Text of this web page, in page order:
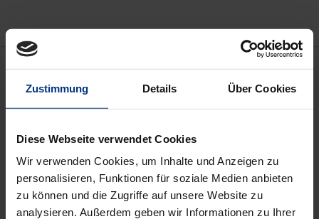
Zustimmung Details Über Cookies
Diese Webseite verwendet Cookies
Wir verwenden Cookies, um Inhalte und Anzeigen zu
personalisieren, Funktionen für soziale Medien anbieten
zu können und die Zugriffe auf unsere Website zu
analysieren. Außerdem geben wir Informationen zu Ihrer
Beschreibung
Die vierte Ausgabe des CPN Jahrbuchs mit dem Titel
neues Handlungsfeld auf, welches in Politik und
Wissenschaft innerhalb der EU und über sie hinaus
zunehmend Beachtung findet. Der Band untersucht
die Erfahrungen, die mit der Einfügung von